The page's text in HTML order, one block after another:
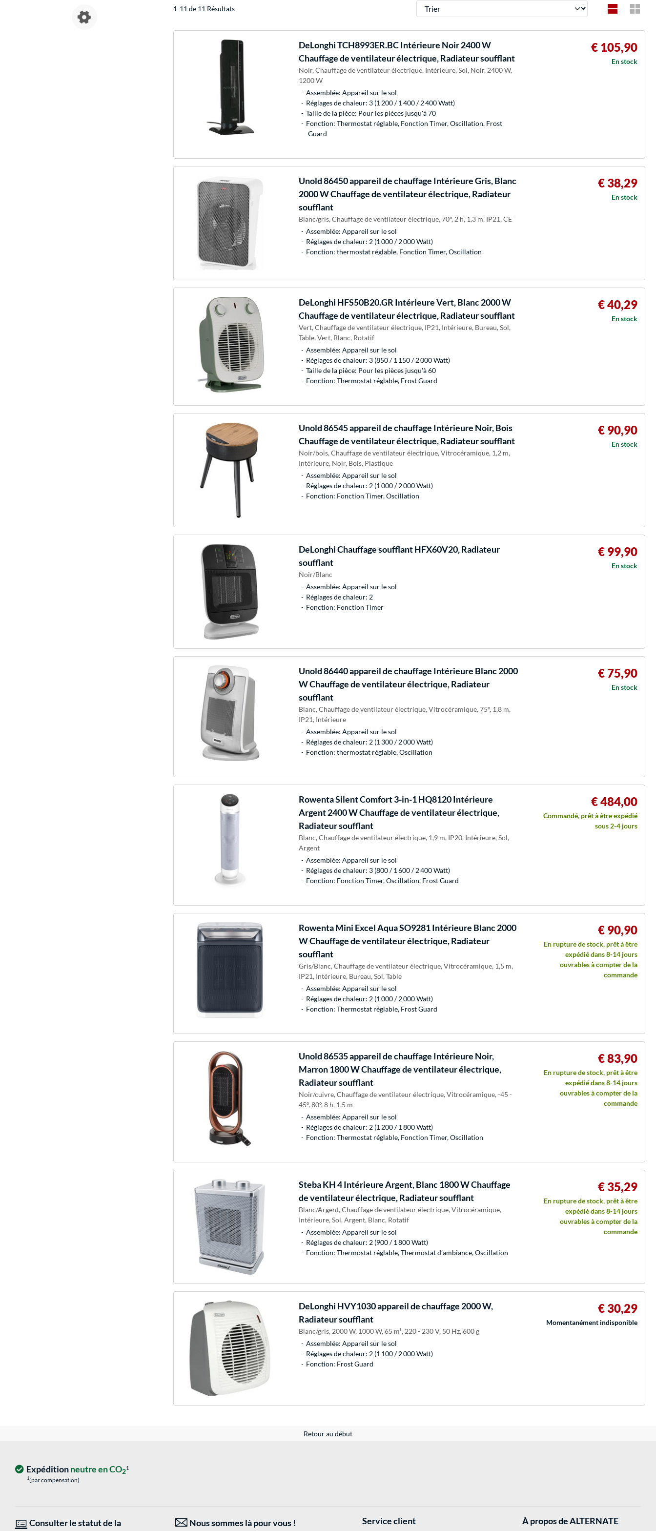
1-11 de 11 Résultats Trier
DeLonghiTCH8993ER.BC Intérieure Noir 2400 W
Chauffage de ventilateur électrique, Radiateur soufflant
Noir, Chauffage de ventilateur électrique, Intérieure, Sol, Noir, 2400 W,
1200 W
Assemblée: Appareil sur le sol
Réglages de chaleur: 3 (1 200 / 1 400 / 2 400 Watt)
Taille de la pièce: Pour les pièces jusqu'à 70
Fonction: Thermostat réglable, Fonction Timer, Oscillation, Frost
Guard
€ 105,90
En stock
Unold86450 appareil de chauffage Intérieure Gris, Blanc
2000 W Chauffage de ventilateur électrique, Radiateur
soufflant
Blanc/gris, Chauffage de ventilateur électrique, 70°, 2 h, 1,3 m, IP21, CE
Assemblée: Appareil sur le sol
Réglages de chaleur: 2 (1 000 / 2 000 Watt)
Fonction: thermostat réglable, Fonction Timer, Oscillation
€ 38,29
En stock
DeLonghi HFS50B20.GR Intérieure Vert, Blanc 2000 W
Chauffage de ventilateur électrique, Radiateur soufflant
Vert, Chauffage de ventilateur électrique, IP21, Intérieure, Bureau, Sol,
Table, Vert, Blanc, Rotatif
Assemblée: Appareil sur le sol
Réglages de chaleur: 3 (850 / 1 150 / 2 000 Watt)
Taille de la pièce: Pour les pièces jusqu'à 60
Fonction: Thermostat réglable, Frost Guard
€ 40,29
En stock
Unold86545 appareil de chauffage Intérieure Noir, Bois
Chauffage de ventilateur électrique, Radiateur soufflant
Noir/bois, Chauffage de ventilateur électrique, Vitrocéramique, 1,2 m,
Intérieure, Noir, Bois, Plastique
Assemblée: Appareil sur le sol
Réglages de chaleur: 2 (1 000 / 2 000 Watt)
Fonction: Fonction Timer, Oscillation
€ 90,90
En stock
DeLonghiChauffage soufflant HFX60V20, Radiateur
soufflant
Noir/Blanc
Assemblée: Appareil sur le sol
Réglages de chaleur: 2
Fonction: Fonction Timer
€ 99,90
En stock
Unold86440 appareil de chauffage Intérieure Blanc 2000
W Chauffage de ventilateur électrique, Radiateur
soufflant
Blanc, Chauffage de ventilateur électrique, Vitrocéramique, 75°, 1,8 m,
IP21, Intérieure
Assemblée: Appareil sur le sol
Réglages de chaleur: 2 (1 300 / 2 000 Watt)
Fonction: thermostat réglable, Oscillation
€ 75,90
En stock
RowentaSilent Comfort 3-in-1 HQ8120 Intérieure
Argent 2400 W Chauffage de ventilateur électrique,
Radiateur soufflant
Blanc, Chauffage de ventilateur électrique, 1,9 m, IP20, Intérieure, Sol,
Argent
Assemblée: Appareil sur le sol
Réglages de chaleur: 3 (800 / 1 600 / 2 400 Watt)
Fonction: Fonction Timer, Oscillation, Frost Guard
€ 484,00
Commandé, prêt à être expédié
sous 2-4 jours
RowentaMini Excel Aqua SO9281 Intérieure Blanc 2000
W Chauffage de ventilateur électrique, Radiateur
soufflant
Gris/Blanc, Chauffage de ventilateur électrique, Vitrocéramique, 1,5 m,
IP21, Intérieure, Bureau, Sol, Table
Assemblée: Appareil sur le sol
Réglages de chaleur: 2 (1 000 / 2 000 Watt)
Fonction: Thermostat réglable, Frost Guard
€ 90,90
En rupture de stock, prêt à être
expédié dans 8-14 jours
ouvrables à compter de la
commande
Unold86535 appareil de chauffage Intérieure Noir,
Marron 1800 W Chauffage de ventilateur électrique,
Radiateur soufflant
Noir/cuivre, Chauffage de ventilateur électrique, Vitrocéramique, -45 -
45°, 80°, 8 h, 1,5 m
Assemblée: Appareil sur le sol
Réglages de chaleur: 2 (1 200 / 1 800 Watt)
Fonction: Thermostat réglable, Fonction Timer, Oscillation
€ 83,90
En rupture de stock, prêt à être
expédié dans 8-14 jours
ouvrables à compter de la
commande
StebaKH 4 Intérieure Argent, Blanc 1800 W Chauffage
de ventilateur électrique, Radiateur soufflant
Blanc/Argent, Chauffage de ventilateur électrique, Vitrocéramique,
Intérieure, Sol, Argent, Blanc, Rotatif
Assemblée: Appareil sur le sol
Réglages de chaleur: 2 (900 / 1 800 Watt)
Fonction: Thermostat réglable, Thermostat d’ambiance, Oscillation
€ 35,29
En rupture de stock, prêt à être
expédié dans 8-14 jours
ouvrables à compter de la
commande
DeLonghi HVY1030 appareil de chauffage 2000 W,
Radiateur soufflant
Blanc/gris, 2000 W, 1000 W, 65 m³, 220 - 230 V, 50 Hz, 600 g
Assemblée: Appareil sur le sol
Réglages de chaleur: 2 (1 100 / 2 000 Watt)
Fonction: Frost Guard
€ 30,29
Momentanément indisponible
Retour au début
Expéditionneutre en CO21
1(par compensation)
Consulter le statut de la
Nous sommes là pour vous ! Service client À propos de ALTERNATE